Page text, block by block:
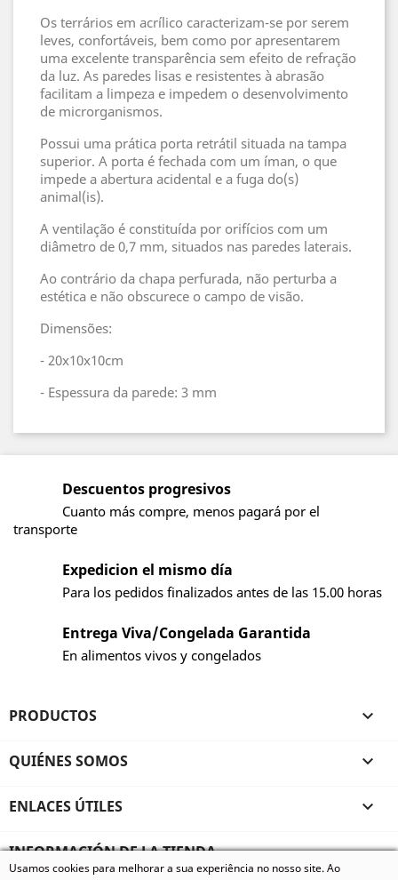
Os terrários em acrílico caracterizam-se por serem
leves, confortáveis, bem como por apresentarem
uma excelente transparência sem efeito de refração
da luz. As paredes lisas e resistentes à abrasão
facilitam a limpeza e impedem o desenvolvimento
de microrganismos.
Possui uma prática porta retrátil situada na tampa
superior. A porta é fechada com um íman, o que
impede a abertura acidental e a fuga do(s)
animal(is).
A ventilação é constituída por orifícios com um
diâmetro de 0,7 mm, situados nas paredes laterais.
Ao contrário da chapa perfurada, não perturba a
estética e não obscurece o campo de visão.
Dimensões:
- 20x10x10cm
- Espessura da parede: 3 mm
Descuentos progresivos
Cuanto más compre, menos pagará por el
transporte
Expedicion el mismo día
Para los pedidos finalizados antes de las 15.00 horas
Entrega Viva/Congelada Garantida
En alimentos vivos y congelados
PRODUCTOS 
QUIÉNES SOMOS 
ENLACES ÚTILES 
INFORMACIÓN DE LA TIENDA
Usamos cookies para melhorar a sua experiência no nosso site. Ao